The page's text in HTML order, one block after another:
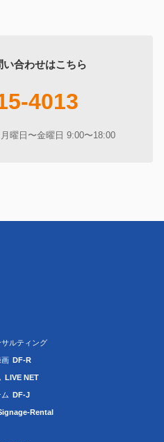
い合わせはこちら
4013
曜日〜金曜日 9:00〜18:00
ルティング
画 DF-R
LIVE NET
DF-J
Rental